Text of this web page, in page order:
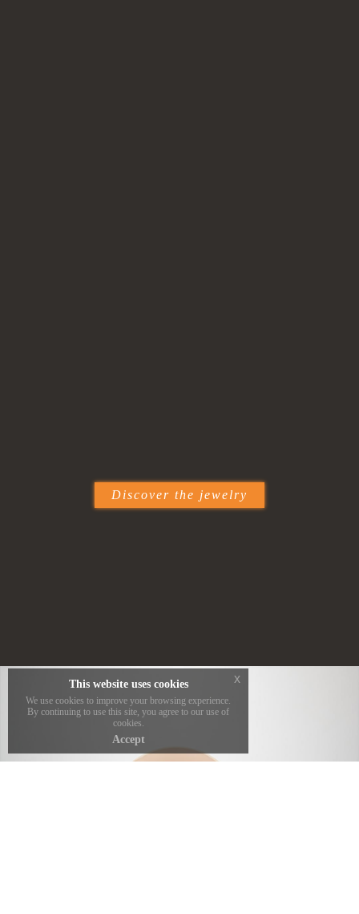
Discover the jewelry
This website uses cookies
We use cookies to improve your browsing experience.
By continuing to use this site, you agree to our use of
cookies.
Accept
x